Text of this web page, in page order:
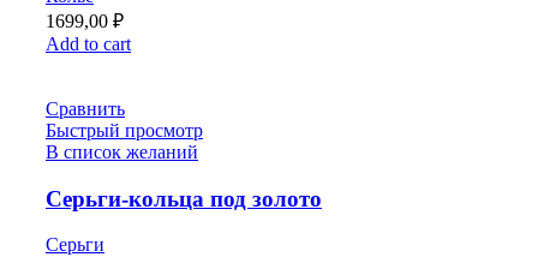
1699,00 ₽
Add to cart
Сравнить
Быстрый просмотр
В список желаний
Серьги-кольца под золото
Серьги